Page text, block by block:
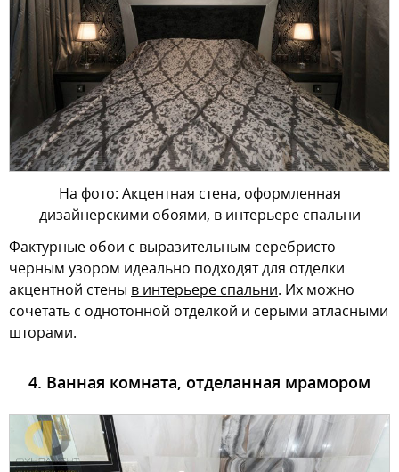
На фото: Акцентная стена, оформленная
дизайнерскими обоями, в интерьере спальни
Фактурные обои с выразительным серебристо-
черным узором идеально подходят для отделки
акцентной стены в интерьере спальни. Их можно
сочетать с однотонной отделкой и серыми атласными
шторами.
4. Ванная комната, отделанная мрамором